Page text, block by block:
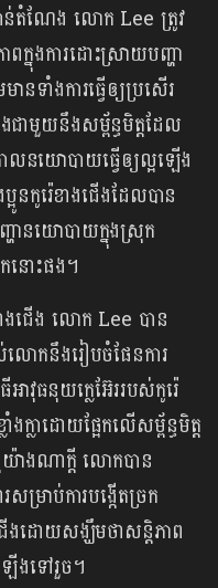
ាន់តំណែង លោក Lee ត្រូវ
ក្នុងការដោះស្រាយបញ្ហា
ទាំងការធ្វើឲ្យប្រសើរ
មួយនឹងសម្ព័ន្ធមិត្តដែល
លនយោបាយធ្វើឲ្យល្អឡើង
កូរ៉េខាងជើងដែលបាន
ានយោបាយក្នុងស្រុក
នោះផង។
ងជើង លោក Lee បាន
លោកនឹងរៀបចំផែនការ
ាវុធនុយក្លេអ៊ែររបស់កូរ៉េ
ងក្លាដោយផ្អែកលើសម្ព័ន្ធមិត្ត
យ៉ាងណាក្តី លោកបាន
សម្រាប់ការបង្កើតច្រក
ងដោយសង្ឃឹមថាសន្តិភាព
ើងទៅរួច។